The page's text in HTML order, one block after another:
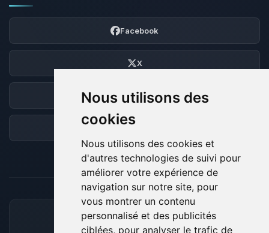
Nous utilisons des
cookies
Nous utilisons des cookies et
d'autres technologies de suivi pour
améliorer votre expérience de
navigation sur notre site, pour
vous montrer un contenu
personnalisé et des publicités
ciblées, pour analyser le trafic de
Facebook
X
Discord
Forum
MOYENS DE PAIEMENT ACCEPTÉS